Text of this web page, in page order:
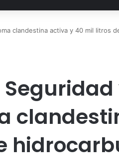
clandestina activa y 40 mil litros